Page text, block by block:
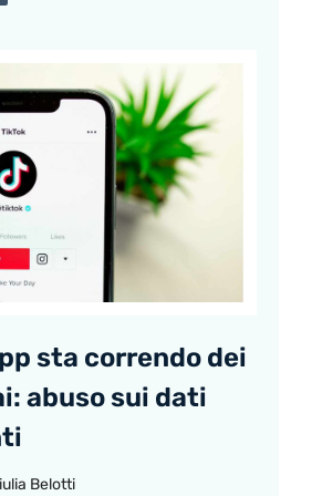
sta correndo dei
abuso sui dati
Belotti